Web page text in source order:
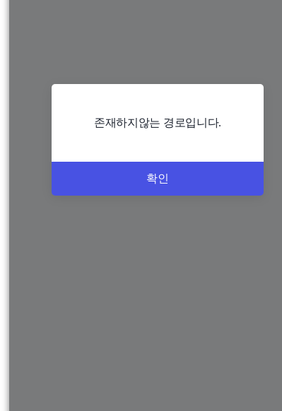
존재하지않는 경로입니다.
확인